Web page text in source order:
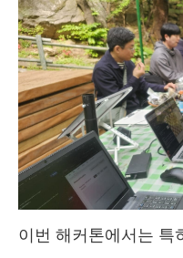
이번 해커톤에서는 특